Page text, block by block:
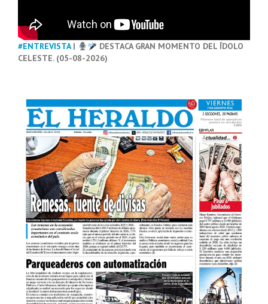
#ENTREVISTA|
DESTACA GRAN MOMENTO DEL ÍDOLO
CELESTE. (05-08-2026)